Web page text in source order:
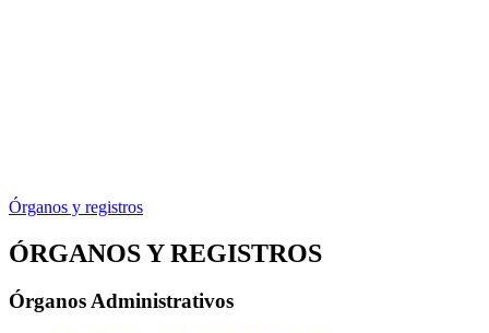
Órganos y registros
ÓRGANOS Y REGISTROS
Órganos Administrativos